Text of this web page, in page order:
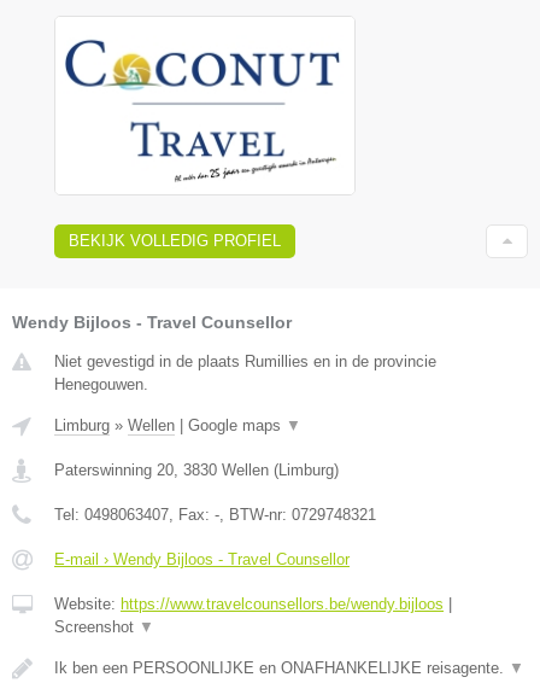
BEKIJK VOLLEDIG PROFIEL
Wendy Bijloos - Travel Counsellor
Niet gevestigd in de plaats Rumillies en in de provincie
Henegouwen.
Limburg » Wellen Google maps ▼
Paterswinning 20 3830 Wellen ( Limburg)
Tel: 0498063407 , Fax: - , BTW-nr: 0729748321
E-mail › Wendy Bijloos - Travel Counsellor
Website: https://www.travelcounsellors.be/wendy.bijloos
Screenshot ▼
Ik ben een PERSOONLIJKE en ONAFHANKELIJKE reisagente. ▼